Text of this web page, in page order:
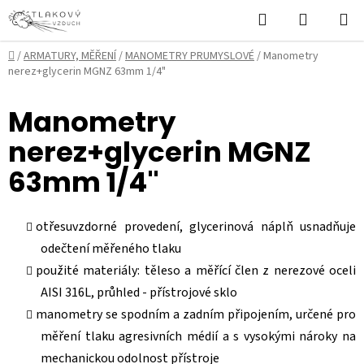
Přejít
na
obsah
Hledat
KOŠÍK
Domů
/ARMATURY, MĚŘENÍ/MANOMETRY PRUMYSLOVÉ/Manometry
nerez+glycerin MGNZ 63mm 1/4"
Manometry
nerez+glycerin MGNZ
63mm 1/4"
otřesuvzdorné provedení, glycerinová náplň usnadňuje
odečtení měřeného tlaku
použité materiály: těleso a měřící člen z nerezové oceli
AISI 316L, průhled - přístrojové sklo
manometry se spodním a zadním připojením, určené pro
měření tlaku agresivních médií a s vysokými nároky na
mechanickou odolnost přístroje